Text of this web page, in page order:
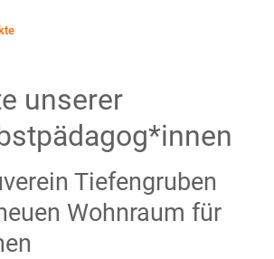
unserer
Tiefengruben
Wohnraum für